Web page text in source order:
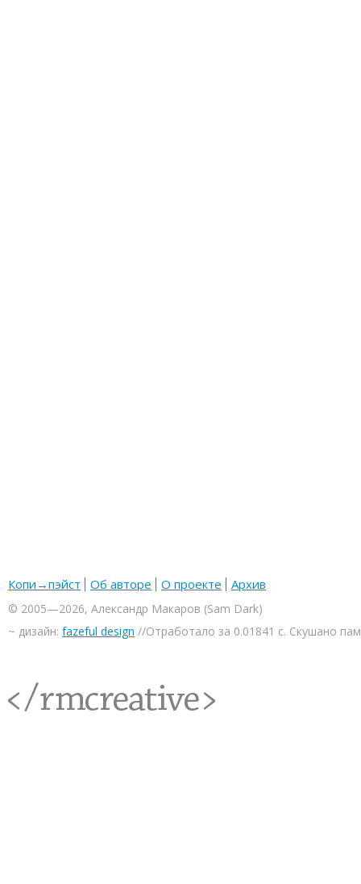
Копи→пэйст Об авторе О проекте Архив
© 2005—2026, Александр Макаров (Sam Dark)
~ дизайн: fazeful design //Отработало за 0.01841 с. Скушано
<rmcreative/>